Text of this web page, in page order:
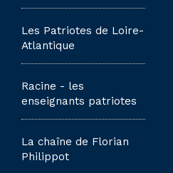
Les Patriotes de Loire-
Atlantique
Racine - les
enseignants patriotes
La chaîne de Florian
Philippot